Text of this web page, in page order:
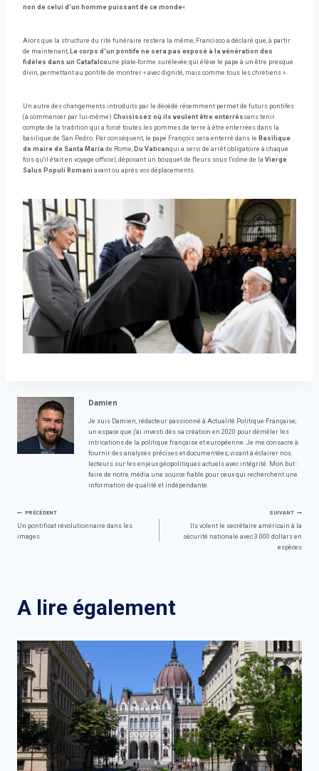
non de celui d'un homme puissant de ce monde«
Alors que la structure du rite funéraire restera la même, Francisco a déclaré que, à partir
de maintenant, Le corps d'un pontife ne sera pas exposé à la vénération des
fidèles dans un Catafalco une plate-forme surélevée qui élève le pape à un être presque
divin, permettant au pontife de montrer « avec dignité, mais comme tous les chrétiens ».
Un autre des changements introduits par le décédé récemment permet de futurs pontifes
(à commencer par lui-même) Choisissez où ils veulent être enterrés sans tenir
compte de la tradition qui a forcé toutes les pommes de terre à être enterrées dans la
basilique de San Pedro. Par conséquent, le pape François sera enterré dans le Basilique
de maire de Santa María de Rome, Du Vaticanqui a servi de arrêt obligatoire à chaque
fois qu'il était en voyage officiel, déposant un bouquet de fleurs sous l'icône de la Vierge
Salus Populi Romani avant ou après vos déplacements.
Damien
Je suis Damien, rédacteur passionné à Actualité Politique Française,
un espace que j'ai investi dès sa création en 2020 pour démêler les
intrications de la politique française et européenne. Je me consacre à
fournir des analyses précises et documentées, visant à éclairer nos
lecteurs sur les enjeux géopolitiques actuels avec intégrité. Mon but :
faire de notre média une source fiable pour ceux qui recherchent une
information de qualité et indépendante.
Navigation
PRÉCÉDENT
Un pontificat révolutionnaire dans les
images
SUIVANT
Ils volent le secrétaire américain à la
sécurité nationale avec 3 000 dollars en
espèces
A lire également